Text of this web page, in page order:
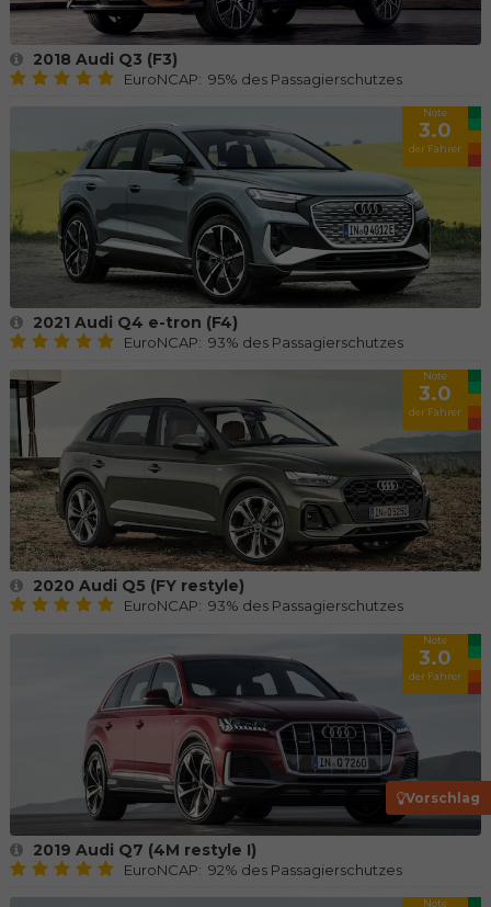
2018 Audi Q3 (F3)
EuroNCAP: 95% des Passagierschutzes
Note
3.0
der Fahrer
2021 Audi Q4 e-tron (F4)
EuroNCAP: 93% des Passagierschutzes
Note
3.0
der Fahrer
2020 Audi Q5 (FY restyle)
EuroNCAP: 93% des Passagierschutzes
Note
3.0
der Fahrer
2019 Audi Q7 (4M restyle I)
EuroNCAP: 92% des Passagierschutzes
Note
Vorschlag